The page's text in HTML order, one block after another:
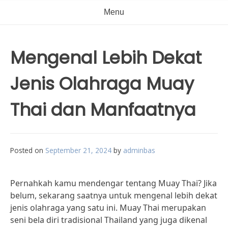
Menu
Mengenal Lebih Dekat
Jenis Olahraga Muay
Thai dan Manfaatnya
Posted on September 21, 2024 by adminbas
Pernahkah kamu mendengar tentang Muay Thai? Jika
belum, sekarang saatnya untuk mengenal lebih dekat
jenis olahraga yang satu ini. Muay Thai merupakan
seni bela diri tradisional Thailand yang juga dikenal